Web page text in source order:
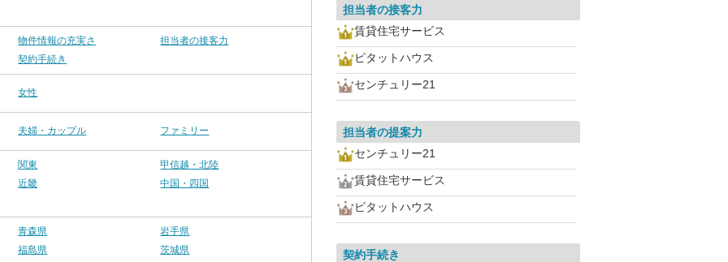
物件情報の充実さ
担当者の接客力
契約手続き
女性
夫婦・カップル ファミリー
関東
甲信越・北陸
近畿
中国・四国
青森県
岩手県
福島県
茨城県
担当者の接客力
賃貸住宅サービス
ピタットハウス
センチュリー21
担当者の提案力
センチュリー21
賃貸住宅サービス
ピタットハウス
契約手続き